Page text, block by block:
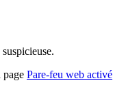
page Pare-feu web activé